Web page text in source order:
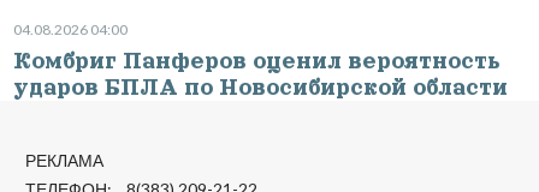
04.08.2026 04:00
Комбриг Панферов оценил вероятность
ударов БПЛА по Новосибирской области
РЕКЛАМА